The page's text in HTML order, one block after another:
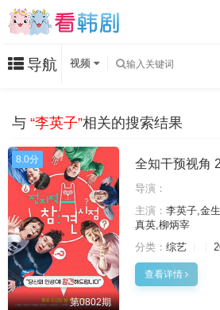
导航 视频
与 “李英子”相关的搜索结果
8.0分
第0802期
全知干预视角
导演：
主演： 李英子,金
真英,柳炳宰
分类： 综艺
查看详情